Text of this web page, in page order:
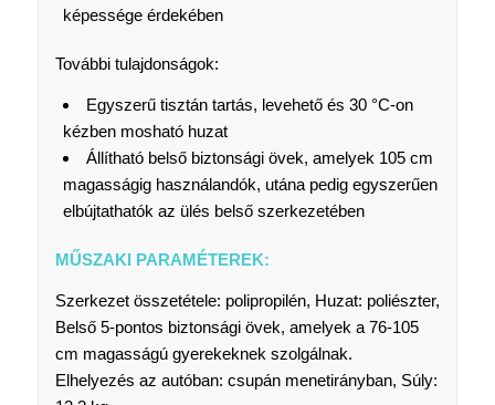
képessége érdekében
További tulajdonságok:
Egyszerű tisztán tartás, levehető és 30 °C-on
kézben mosható huzat
Állítható belső biztonsági övek, amelyek 105 cm
magasságig használandók, utána pedig egyszerűen
elbújtathatók az ülés belső szerkezetében
MŰSZAKI PARAMÉTEREK:
Szerkezet összetétele: polipropilén, Huzat: poliészter,
Belső 5-pontos biztonsági övek, amelyek a 76-105
cm magasságú gyerekeknek szolgálnak.
Elhelyezés az autóban: csupán menetirányban, Súly: